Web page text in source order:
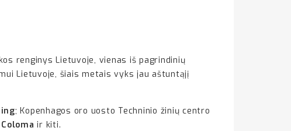
renginys Lietuvoje, vienas iš pagrindinių
Lietuvoje, šiais metais vyks jau aštuntąjį
; Kopenhagos oro uosto Techninio žinių centro
ir kiti.